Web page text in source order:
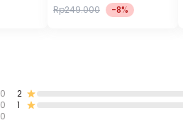
Rp249.000 -8%
0
0
0
2
1